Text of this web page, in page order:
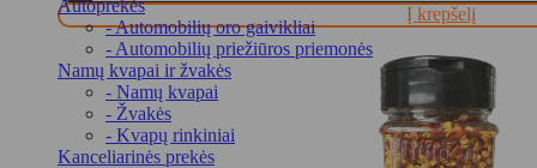
Autoprekės
- Automobilių oro gaivikliai
- Automobilių priežiūros priemonės
Namų kvapai ir žvakės
- Namų kvapai
- Žvakės
- Kvapų rinkiniai
Kanceliarinės prekės
Į krepšelį